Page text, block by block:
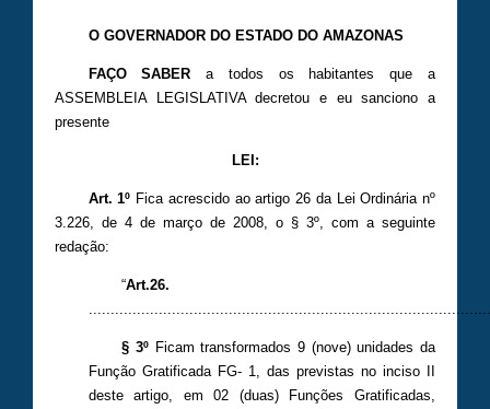
O GOVERNADOR DO ESTADO DO AMAZONAS
FAÇO SABERa todos os habitantes que a
ASSEMBLEIA LEGISLATIVA decretou e eu sanciono a
presente
LEI:
Art. 1º Fica acrescido ao artigo 26 da Lei Ordinária nº
3.226, de 4 de março de 2008, o § 3º, com a seguinte
redação:
“Art.26.
§ 3º Ficam transformados 9 (nove) unidades da
Função Gratificada FG- 1, das previstas no inciso II
deste artigo, em 02 (duas) Funções Gratificadas,